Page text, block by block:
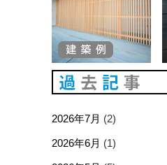
2026年7月 (2)
2026年6月 (1)